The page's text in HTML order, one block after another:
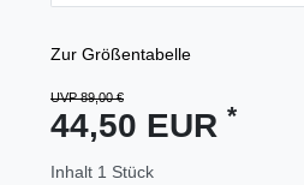
Zur Größentabelle
UVP 89,00 €
44,50 EUR *
Inhalt 1 Stück